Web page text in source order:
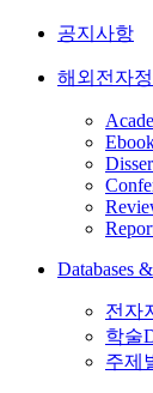
공지사항
해외전자
Databases
전자
학술
주제